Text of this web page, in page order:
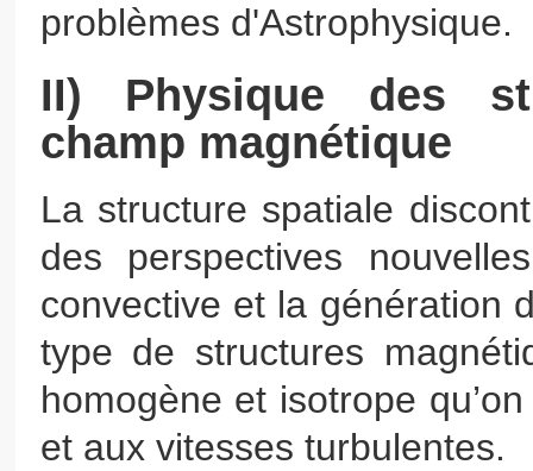
problèmes d'Astrophysique.
II) Physique des
champ magnétique
La structure spatiale
des perspectives
convective et la génération
type de structures
homogène et isotrope
et aux vitesses turbulentes.